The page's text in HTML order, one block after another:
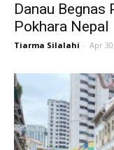
Danau
Pokhara Nepal
Tiarma Silalahi - Apr